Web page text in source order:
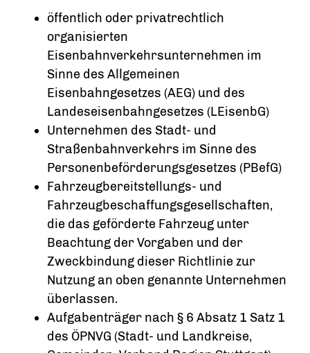
öffentlich oder privatrechtlich
organisierten
Eisenbahnverkehrsunternehmen im
Sinne des Allgemeinen
Eisenbahngesetzes (AEG) und des
Landeseisenbahngesetzes (LEisenbG)
Unternehmen des Stadt- und
Straßenbahnverkehrs im Sinne des
Personenbeförderungsgesetzes (PBefG)
Fahrzeugbereitstellungs- und
Fahrzeugbeschaffungsgesellschaften,
die das geförderte Fahrzeug unter
Beachtung der Vorgaben und der
Zweckbindung dieser Richtlinie zur
Nutzung an oben genannte Unternehmen
überlassen.
Aufgabenträger nach § 6 Absatz 1 Satz 1
des ÖPNVG (Stadt- und Landkreise,